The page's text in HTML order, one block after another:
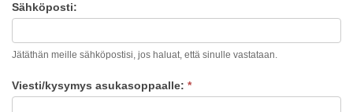
Meidän
Ikaalinen
Sähköposti:
Jätäthän meille sähköpostisi, jos haluat, että sinulle vastataan.
Viesti/kysymys asukasoppaalle: *